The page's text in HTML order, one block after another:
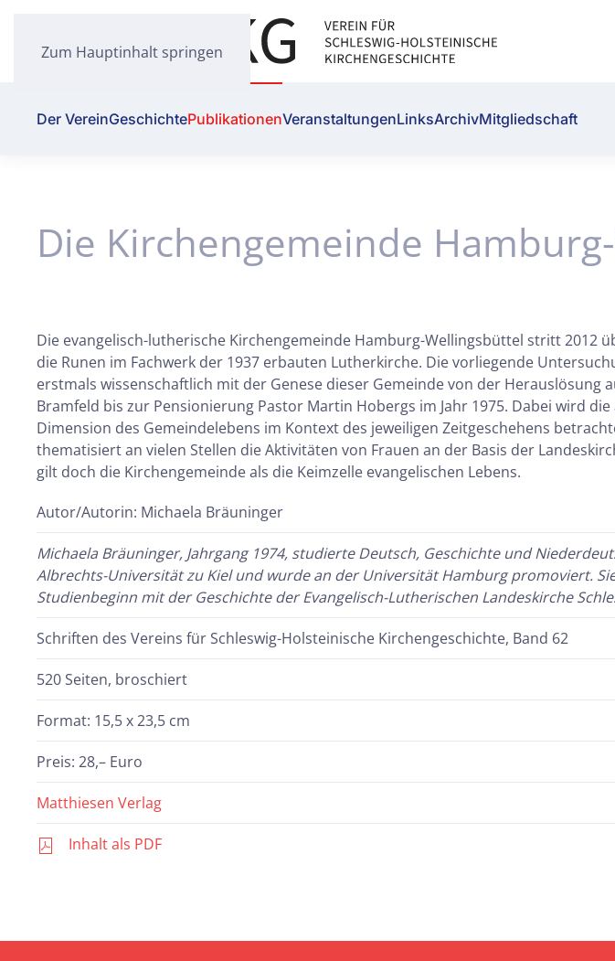
Zum Hauptinhalt springen
Der VereinGeschichtePublikationenVeranstaltungenLinksArchivMitgliedschaft
Die Kirchengemeinde
Die evangelisch-lutherische Kirchengemeinde Hamburg-Wellingsbüttel stritt 2012
die Runen im Fachwerk der 1937 erbauten Lutherkirche. Die vorliegende
erstmals wissenschaftlich mit der Genese dieser Gemeinde von der Herauslösung
Bramfeld bis zur Pensionierung Pastor Martin Hobergs im Jahr 1975. Dabei wird
Dimension des Gemeindelebens im Kontext des jeweiligen Zeitgeschehens
thematisiert an vielen Stellen die Aktivitäten von Frauen an der Basis der
gilt doch die Kirchengemeinde als die Keimzelle evangelischen Lebens.
Autor/Autorin: Michaela Bräuninger
Michaela Bräuninger, Jahrgang 1974, studierte Deutsch, Geschichte und
Albrechts-Universität zu Kiel und wurde an der Universität Hamburg promoviert.
Studienbeginn mit der Geschichte der Evangelisch-Lutherischen Landeskirche
Schriften des Vereins für Schleswig-Holsteinische Kirchengeschichte, Band 62
520 Seiten, broschiert
Format: 15,5 x 23,5 cm
Preis: 28,– Euro
Matthiesen Verlag
Inhalt als PDF